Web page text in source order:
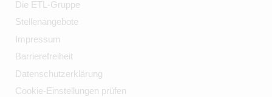
Die ETL-Gruppe
Stellenangebote
Impressum
Barrierefreiheit
Datenschutzerklärung
Cookie-Einstellungen prüfen